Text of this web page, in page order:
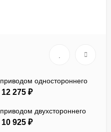
одностороннего
12 275 ₽
двухстороннего
10 925 ₽